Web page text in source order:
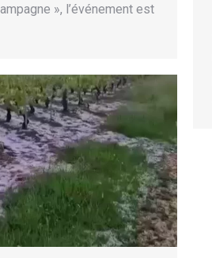
», l’événement est